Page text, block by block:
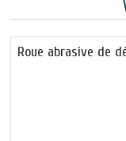
Roue abrasive de